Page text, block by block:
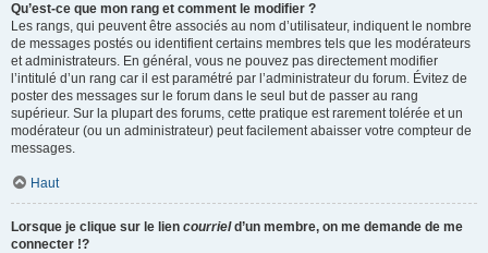
Qu’est-ce que mon rang et comment le modifier ?
Les rangs, qui peuvent être associés au nom d’utilisateur, indiquent le nombre
de messages postés ou identifient certains membres tels que les modérateurs
et administrateurs. En général, vous ne pouvez pas directement modifier
l’intitulé d’un rang car il est paramétré par l’administrateur du forum. Évitez de
poster des messages sur le forum dans le seul but de passer au rang
supérieur. Sur la plupart des forums, cette pratique est rarement tolérée et un
modérateur (ou un administrateur) peut facilement abaisser votre compteur de
messages.
Haut
Lorsque je clique sur le lien courrield’un membre, on me demande de me
connecter !?